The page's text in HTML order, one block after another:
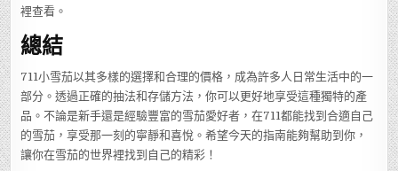
裡查看。
總結
711小雪茄以其多樣的選擇和合理的價格，成為許多人日常生活中的一
部分。透過正確的抽法和存儲方法，你可以更好地享受這種獨特的產
品。不論是新手還是經驗豐富的雪茄愛好者，在711都能找到合適自己
的雪茄，享受那一刻的寧靜和喜悅。希望今天的指南能夠幫助到你，
讓你在雪茄的世界裡找到自己的精彩！